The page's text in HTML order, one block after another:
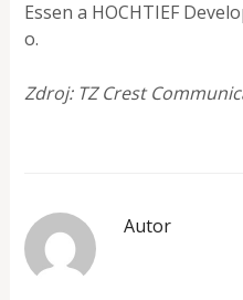
Essen a HOCHTIEF
o.
Zdroj: TZ Crest
Autor